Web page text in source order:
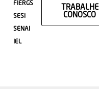
FIERGS
SESI
SENAI
IEL
TRABALHE
CONOSCO